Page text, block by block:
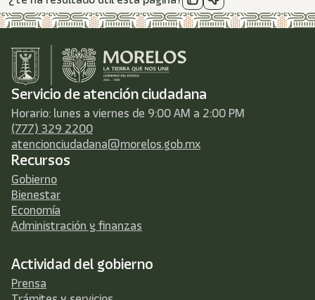
Servicio de atención ciudadana
Horario: lunes a viernes de 9:00 AM a 2:00 PM
(777) 329 2200
atencionciudadana@morelos.gob.mx
Recursos
Gobierno
Bienestar
Economía
Administración y finanzas
Actividad del gobierno
Prensa